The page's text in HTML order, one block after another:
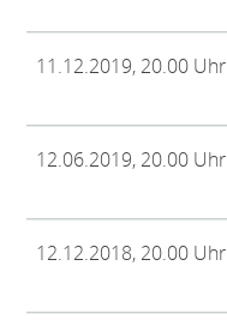
11.12.2019, 20.00 Uhr
12.06.2019, 20.00 Uhr
12.12.2018, 20.00 Uhr